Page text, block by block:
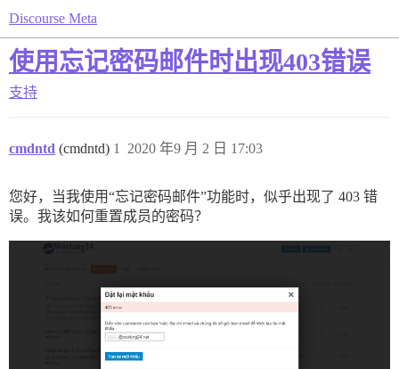
Discourse Meta
使用忘记密码邮件时出现403错误
支持
cmdntd (cmdntd) 2020 年9 月 2 日 17:03
1
您好，当我使用“忘记密码邮件”功能时，似乎出现了 403 错
误。我该如何重置成员的密码？